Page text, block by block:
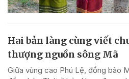
Hai bản làng cùng viết
thượng nguồn sông Mã
Giữa vùng cao Phú Lệ, đồng bào